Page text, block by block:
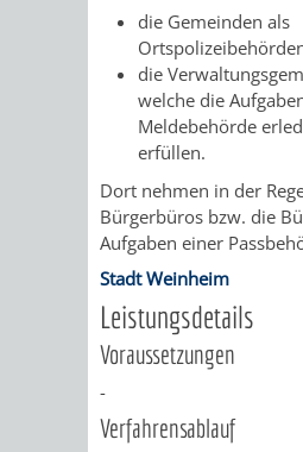
TAG
DES
OFFENEN
HÄUSER
/
VERMIETE
DOCH
die Gemeinden als
die
welche die
Meldebehörde
erfüllen.
Dort nehmen in der
Bürgerbüros bzw. die
Aufgaben einer
Stadt Weinheim
Leistungsdetails
Voraussetzungen
-
Verfahrensablauf